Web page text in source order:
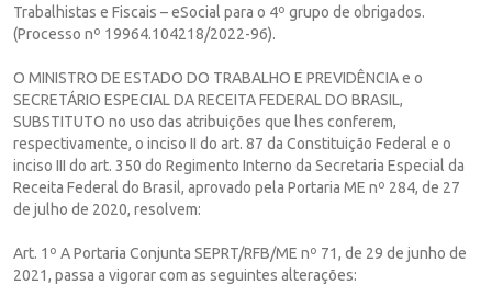
Trabalhistas e Fiscais – eSocial para o 4º grupo de obrigados.
(Processo nº 19964.104218/2022-96).
O MINISTRO DE ESTADO DO TRABALHO E PREVIDÊNCIA e o
SECRETÁRIO ESPECIAL DA RECEITA FEDERAL DO BRASIL,
SUBSTITUTO no uso das atribuições que lhes conferem,
respectivamente, o inciso II do art. 87 da Constituição Federal e o
inciso III do art. 350 do Regimento Interno da Secretaria Especial da
Receita Federal do Brasil, aprovado pela Portaria ME nº 284, de 27
de julho de 2020, resolvem:
Art. 1º A Portaria Conjunta SEPRT/RFB/ME nº 71, de 29 de junho de
2021, passa a vigorar com as seguintes alterações: